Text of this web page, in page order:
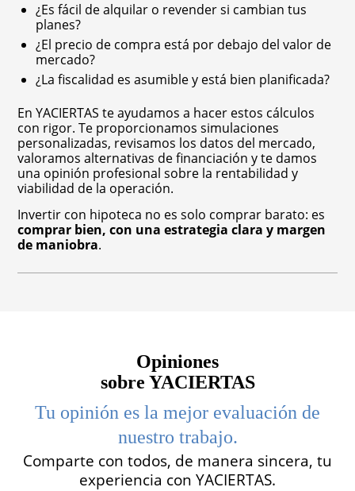
¿Es fácil de alquilar o revender si cambian tus
planes?
¿El precio de compra está por debajo del valor de
mercado?
¿La fiscalidad es asumible y está bien planificada?
En YACIERTAS te ayudamos a hacer estos cálculos
con rigor. Te proporcionamos simulaciones
personalizadas, revisamos los datos del mercado,
valoramos alternativas de financiación y te damos
una opinión profesional sobre la rentabilidad y
viabilidad de la operación.
Invertir con hipoteca no es solo comprar barato: es
comprar bien, con una estrategia clara y margen
de maniobra.
Opiniones
sobre YACIERTAS
Tu opinión es la mejor evaluación de
nuestro trabajo.
Comparte con todos, de manera sincera, tu
experiencia con YACIERTAS.